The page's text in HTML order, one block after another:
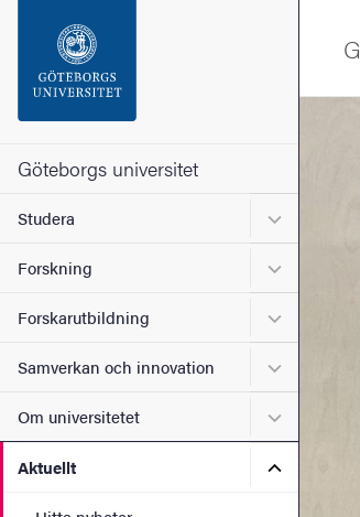
Sidfoten
Om webbplatsen
Göteborgs universitet
Studera
Forskning
Forskarutbildning
Samverkan och innovation
Om universitetet
Aktuellt
Bild